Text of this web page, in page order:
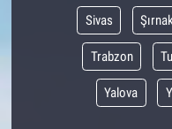
Sivas
Trabzon
Yalova